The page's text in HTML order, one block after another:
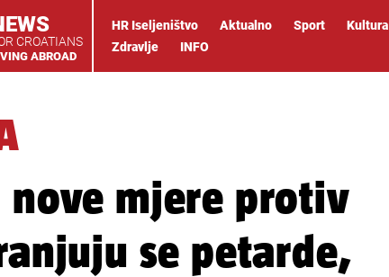
CROATIANS
ABROAD
HR Iseljeništvo Aktualno Sport Kultura
Zdravlje
INFO
nove mjere protiv
se petarde,